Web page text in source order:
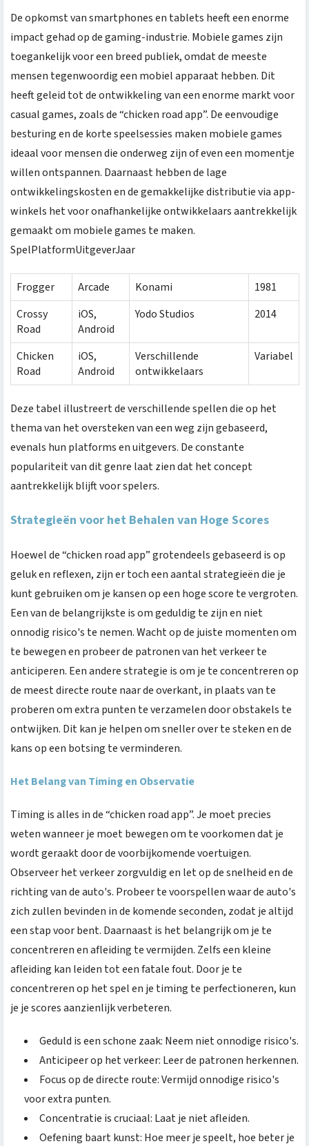
De opkomst van smartphones en tablets heeft een enorme
impact gehad op de gaming-industrie. Mobiele games zijn
toegankelijk voor een breed publiek, omdat de meeste
mensen tegenwoordig een mobiel apparaat hebben. Dit
heeft geleid tot de ontwikkeling van een enorme markt voor
casual games, zoals de “chicken road app”. De eenvoudige
besturing en de korte speelsessies maken mobiele games
ideaal voor mensen die onderweg zijn of even een momentje
willen ontspannen. Daarnaast hebben de lage
ontwikkelingskosten en de gemakkelijke distributie via app-
winkels het voor onafhankelijke ontwikkelaars aantrekkelijk
gemaakt om mobiele games te maken.
SpelPlatformUitgeverJaar
Frogger Arcade Konami
1981
Crossy
Road
iOS,
Android
Yodo Studios 2014
Chicken
Road
iOS,
Android
Verschillende
ontwikkelaars
Variabel
Deze tabel illustreert de verschillende spellen die op het
thema van het oversteken van een weg zijn gebaseerd,
evenals hun platforms en uitgevers. De constante
populariteit van dit genre laat zien dat het concept
aantrekkelijk blijft voor spelers.
Strategieën voor het Behalen van Hoge Scores
Hoewel de “chicken road app” grotendeels gebaseerd is op
geluk en reflexen, zijn er toch een aantal strategieën die je
kunt gebruiken om je kansen op een hoge score te vergroten.
Een van de belangrijkste is om geduldig te zijn en niet
onnodig risico's te nemen. Wacht op de juiste momenten om
te bewegen en probeer de patronen van het verkeer te
anticiperen. Een andere strategie is om je te concentreren op
de meest directe route naar de overkant, in plaats van te
proberen om extra punten te verzamelen door obstakels te
ontwijken. Dit kan je helpen om sneller over te steken en de
kans op een botsing te verminderen.
Het Belang van Timing en Observatie
Timing is alles in de “chicken road app”. Je moet precies
weten wanneer je moet bewegen om te voorkomen dat je
wordt geraakt door de voorbijkomende voertuigen.
Observeer het verkeer zorgvuldig en let op de snelheid en de
richting van de auto's. Probeer te voorspellen waar de auto's
zich zullen bevinden in de komende seconden, zodat je altijd
een stap voor bent. Daarnaast is het belangrijk om je te
concentreren en afleiding te vermijden. Zelfs een kleine
afleiding kan leiden tot een fatale fout. Door je te
concentreren op het spel en je timing te perfectioneren, kun
je je scores aanzienlijk verbeteren.
Geduld is een schone zaak: Neem niet onnodige risico's.
Anticipeer op het verkeer: Leer de patronen herkennen.
Focus op de directe route: Vermijd onnodige risico's
voor extra punten.
Concentratie is cruciaal: Laat je niet afleiden.
Oefening baart kunst: Hoe meer je speelt, hoe beter je